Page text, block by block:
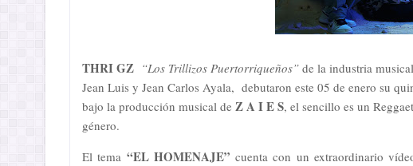
THRI GZ “Los Trillizos Puertorriqueños” de la industria
Jean Luis y Jean Carlos Ayala, debutaron este 05 de enero su
bajo la producción musical de Z A I E S, el sencillo es un
género.
El tema “EL HOMENAJE” cuenta con un extraordinario